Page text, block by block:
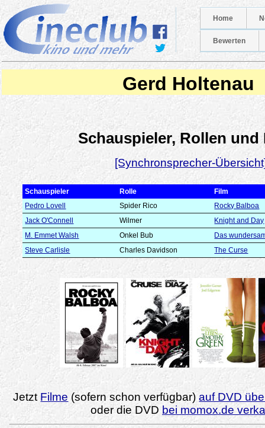
Home
Bewerten
Gerd Holtenau
Schauspieler, Rollen und
[Synchronsprecher-
Schauspieler Rolle
Film
Pedro Lovell
Spider Rico
Rocky Balboa
Jack O'Connell
Wilmer
Knight and Day
M. Emmet Walsh
Onkel Bub
Das
Steve Carlisle
Charles Davidson The Curse
Jetzt Filme (sofern schon verfügbar)auf DVD
oder die DVD bei momox.de